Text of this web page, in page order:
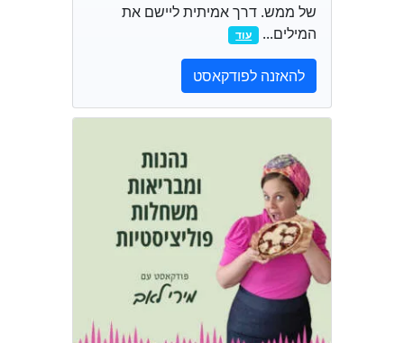
של ממש. דרך אמיתית ליישם את
המילים...
עוד
להאזנה לפודקאסט